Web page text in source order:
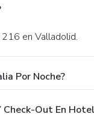
216 en Valladolid.
Por Noche?
Check-Out En